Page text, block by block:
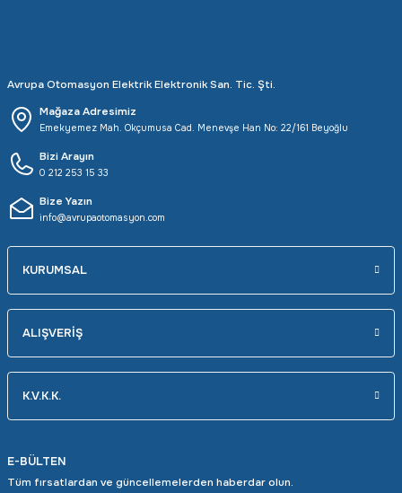
Avrupa Otomasyon Elektrik Elektronik San. Tic. Şti.
Mağaza Adresimiz
Emekyemez Mah. Okçumusa Cad. Menevşe Han No: 22/161 Beyoğlu
Bizi Arayın
0 212 253 15 33
Bize Yazın
info@avrupaotomasyon.com
KURUMSAL
ALIŞVERİŞ
K.V.K.K.
E-BÜLTEN
Tüm fırsatlardan ve güncellemelerden haberdar olun.